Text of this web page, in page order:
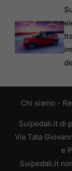
Chi siamo -
Suipedali.it di
Via Tata
e
Suipedali.it